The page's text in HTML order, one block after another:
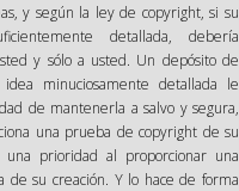
y según la ley de copyright, si su
detallada, debería
y sólo a usted. Un depósito de
minuciosamente detallada le
de mantenerla a salvo y segura,
una prueba de copyright de su
una prioridad al proporcionar una
de su creación. Y lo hace de forma